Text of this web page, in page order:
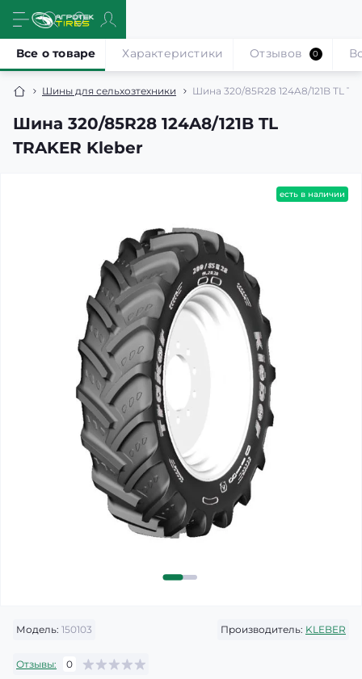
Шины для сельхозтехники Шина 320/85R28 124A8/121B TL
Шина 320/85R28 124A8/121B TL
TRAKER Kleber
Все о товаре Характеристики Отзывов 0
есть в наличии
Модель: 150103 Производитель: KLEBER
Отзывы: 0